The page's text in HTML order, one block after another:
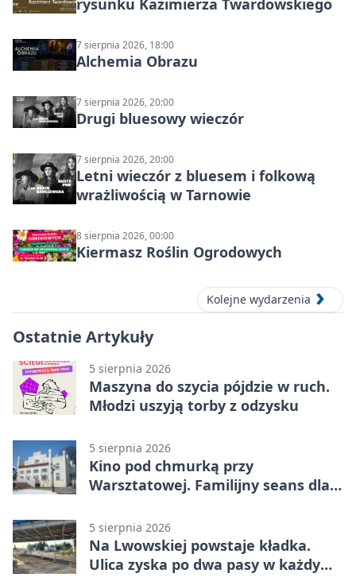
rysunku Kazimierza Twardowskiego
7 sierpnia 2026, 18:00
Alchemia Obrazu
7 sierpnia 2026, 20:00
Drugi bluesowy wieczór
7 sierpnia 2026, 20:00
Letni wieczór z bluesem i folkową
wrażliwością w Tarnowie
8 sierpnia 2026, 00:00
Kiermasz Roślin Ogrodowych
Kolejne wydarzenia
Ostatnie Artykuły
5 sierpnia 2026
Maszyna do szycia pójdzie w ruch.
Młodzi uszyją torby z odzysku
5 sierpnia 2026
Kino pod chmurką przy
Warsztatowej. Familijny seans dla
5 sierpnia 2026
Na Lwowskiej powstaje kładka.
Ulica zyska po dwa pasy w każdym